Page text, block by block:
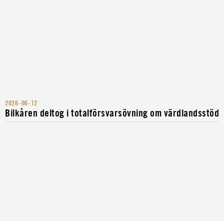
2026-06-12
Bilkåren deltog i totalförsvarsövning om värdlandsstöd